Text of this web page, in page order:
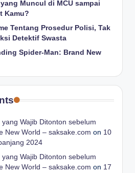
Muncul di MCU sampai
Kamu?
Tentang Prosedur Polisi, Tak
Detektif Swasta
Spider-Man: Brand New
Wajib Ditonton sebelum
New World – saksake.com on 10
2024
Wajib Ditonton sebelum
New World – saksake.com on 17